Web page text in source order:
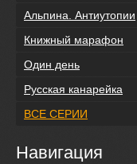
Альпина. Антиутопии
Книжный марафон
Один день
Русская канарейка
ВСЕ СЕРИИ
Навигация